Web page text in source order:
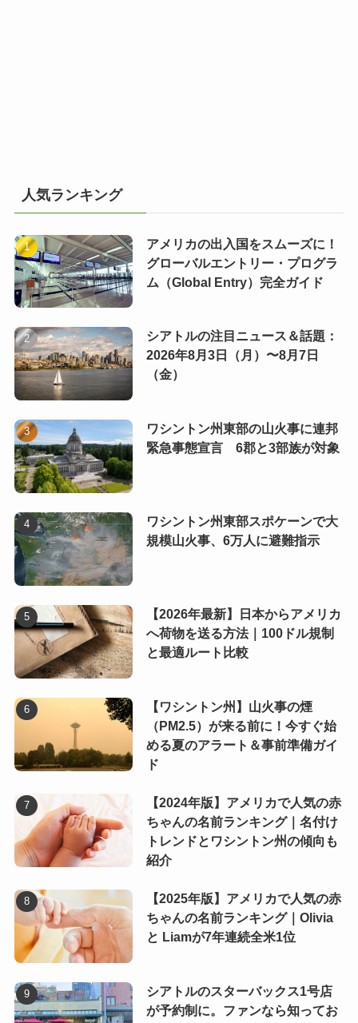
人気ランキング
アメリカの出入国をスムーズに！
グローバルエントリー・プログラ
ム（Global Entry）完全ガイド
シアトルの注目ニュース＆話題：
2026年8月3日（月）〜8月7日
（金）
ワシントン州東部の山火事に連邦
緊急事態宣言 6郡と3部族が対象
ワシントン州東部スポケーンで大
規模山火事、6万人に避難指示
【2026年最新】日本からアメリカ
へ荷物を送る方法｜100ドル規制
と最適ルート比較
【ワシントン州】山火事の煙
（PM2.5）が来る前に！今すぐ始
める夏のアラート＆事前準備ガイ
ド
【2024年版】アメリカで人気の赤
ちゃんの名前ランキング｜名付け
トレンドとワシントン州の傾向も
紹介
【2025年版】アメリカで人気の赤
ちゃんの名前ランキング｜Olivia
と Liamが7年連続全米1位
シアトルのスターバックス1号店
が予約制に。ファンなら知ってお